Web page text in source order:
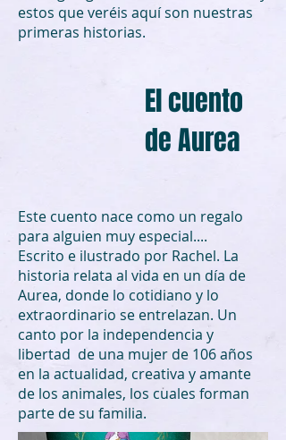
estos que veréis aquí son nuestras
primeras historias.
El cuento
de Aurea
Este cuento nace como un regalo
para alguien muy especial....
Escrito e ilustrado por Rachel. La
historia relata al vida en un día de
Aurea, donde lo cotidiano y lo
extraordinario se entrelazan. Un
canto por la independencia y
libertad de una mujer de 106 años
en la actualidad, creativa y amante
de los animales, los cuales forman
parte de su familia.